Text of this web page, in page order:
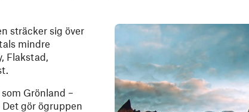
sträcker sig över
mindre
Flakstad,
Grönland –
gör ögruppen